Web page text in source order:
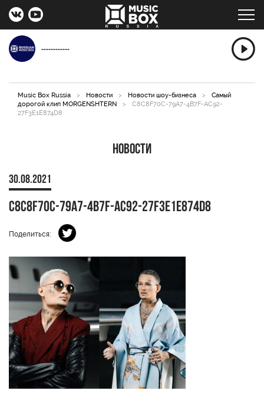
------------
Music Box Russia > Новости > Новости шоу-бизнеса >
Самый
дорогой клип MORGENSHTERN
>
C8C8F70C-79A7-4B7F-AC92-
27F3E1E874D8
Новости
30.08.2021
C8C8F70C-79A7-4B7F-AC92-27F3E1E874D8
Поделиться: